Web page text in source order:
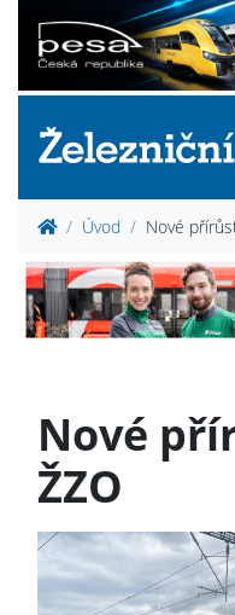
Úvod Nové
Nové
ŽZO